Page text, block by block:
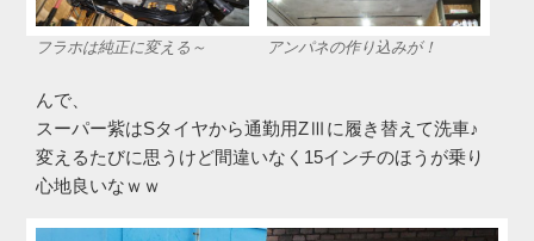
フラホは純正に変える～ アンパネの作り込みが！
んで、
スーパー紫はSタイヤから通勤用ZⅢに履き替えて洗車♪
変えるたびに思うけど間違いなく15インチのほうが乗り
心地良いなｗｗ